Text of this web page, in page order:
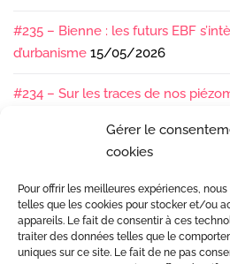
Gérer le
cookies
Pour offrir les meilleures expériences,
telles que les cookies pour stocker et/ou
appareils. Le fait de consentir à ces
traiter des données telles que le
uniques sur ce site. Le fait de ne pas
#235 – Bienne : les futurs EBF
d’urbanisme 15/05/2026
#234 – Sur les traces de nos
#233 – Les sédiments, ça se suit en
#232 – Sur le terrain avec l’Isère :
07/04/2026